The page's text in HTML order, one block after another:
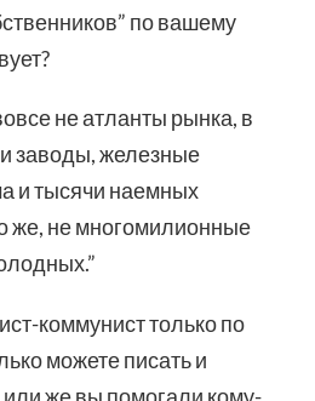
по вашему
не атланты рынка, в
заводы, железные
и тысячи наемных
же, не многомилионные
коммунист только по
можете писать и